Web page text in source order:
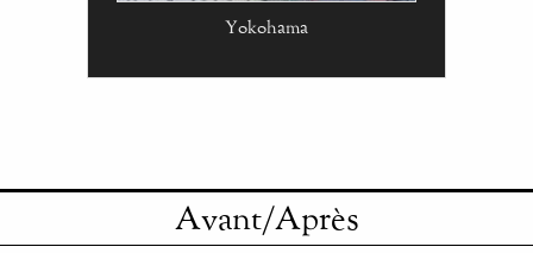
Yokohama
Avant/Après